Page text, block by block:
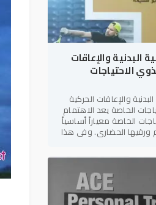
البدنية والإعاقات
الاحتياجات
البدنية والإعاقات الحركية
الخاصة يعد الاهتمام
الخاصة معياراً أساسياً
ورقيها الحضاري. وفي هذا